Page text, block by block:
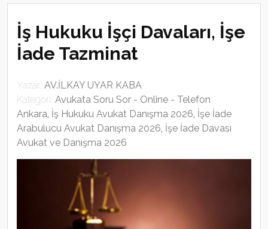
İş Hukuku İşçi Davaları, İşe
İade Tazminat
Yazar: AV.İLKAY UYAR KABA
Kategori: Avukata Soru Sor - Online - Telefon
Ankara, İş Hukuku Avukat Danışma 2026, İşe İade
Arabulucu Avukat Danışma 2026, İşe İade Davası
Avukat ve Danışma 2026